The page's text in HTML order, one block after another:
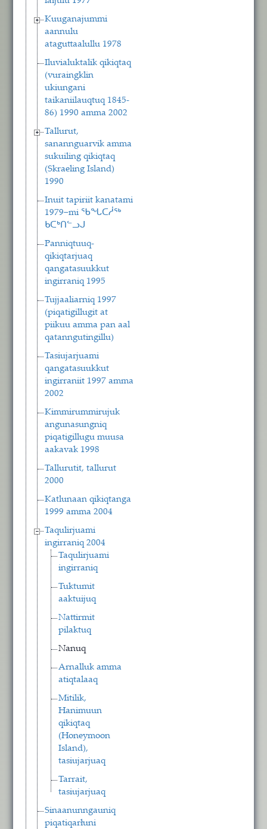
Kuuganajummi
aannulu
ataguttaalullu 1978
Iluvialuktalik qikiqtaq
(vuraingklin
ukiungani
taikaniilauqtuq 1845-
86) 1990 amma 2002
Tallurut,
sanannguarvik amma
sukuiling qikiqtaq
(Skraeling Island)
1990
Inuit tapiriit kanatami
1979−mi ᖃᖓᑕᓲᖅ
ᑲᑕᒃᑎᓪᓗᒍ
Panniqtuuq-
qikiqtarjuaq
qangatasuukkut
ingirraniq 1995
Tujjaaliarniq 1997
(piqatigillugit at
piikuu amma pan aal
qatanngutingillu)
Tasiujarjuami
qangatasuukkut
ingirraniit 1997 amma
2002
Kimmirummirujuk
angunasungniq
piqatigillugu muusa
aakavak 1998
Tallurutit, tallurut
2000
Katlunaan qikiqtanga
1999 amma 2004
Taqulirjuami
ingirraniq 2004
Taqulirjuami
ingirraniq
Tuktumit
aaktuijuq
Nattirmit
pilaktuq
Nanuq
Arnalluk amma
atiqtalaaq
Mitilik,
Hanimuun
qikiqtaq
(Honeymoon
Island),
tasiujarjuaq
Tarrait,
tasiujarjuaq
Sinaanunngauniq
piqatiqarłuni